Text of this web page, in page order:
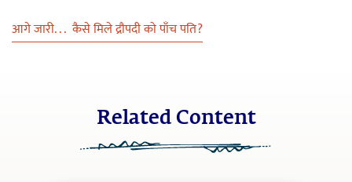
आगे जारी. . . कैसे मिले द्रौपदी को पाँच पति?
Related Content